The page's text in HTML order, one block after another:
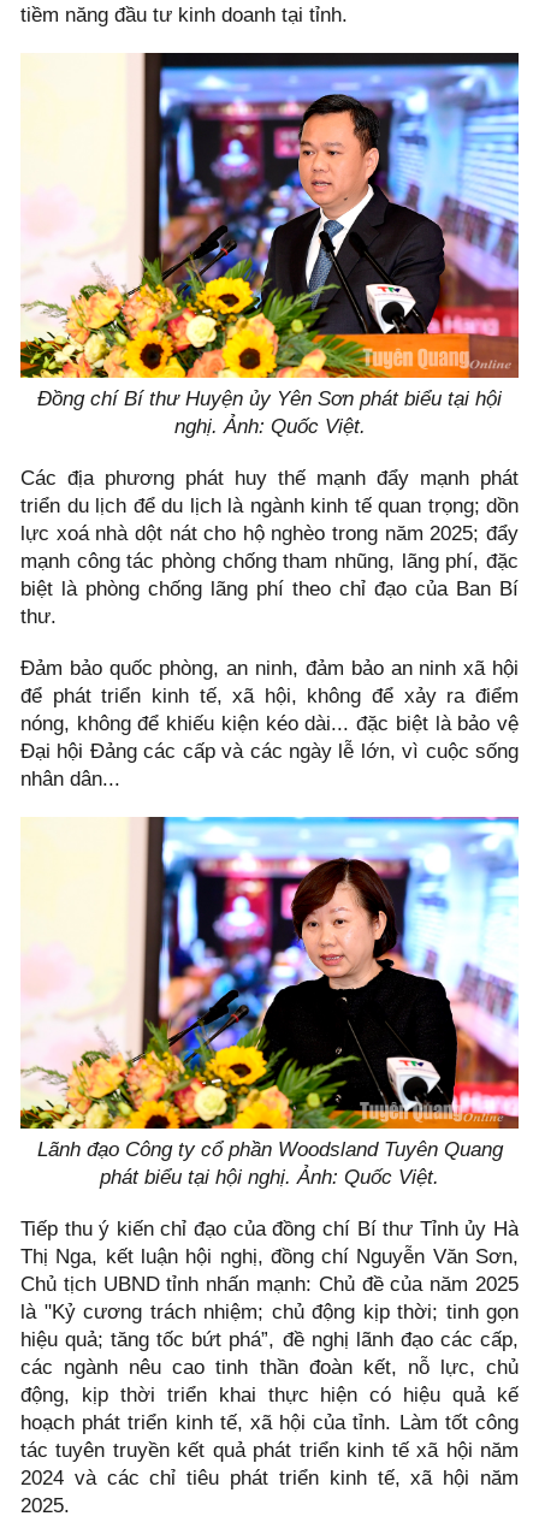
tiềm năng đầu tư kinh doanh tại tỉnh.
Đồng chí Bí thư Huyện ủy Yên Sơn phát biểu tại hội
nghị. Ảnh: Quốc Việt.
Các địa phương phát huy thế mạnh đẩy mạnh phát
triển du lịch để du lịch là ngành kinh tế quan trọng; dồn
lực xoá nhà dột nát cho hộ nghèo trong năm 2025; đẩy
mạnh công tác phòng chống tham nhũng, lãng phí, đặc
biệt là phòng chống lãng phí theo chỉ đạo của Ban Bí
thư.
Đảm bảo quốc phòng, an ninh, đảm bảo an ninh xã hội
để phát triển kinh tế, xã hội, không để xảy ra điểm
nóng, không để khiếu kiện kéo dài... đặc biệt là bảo vệ
Đại hội Đảng các cấp và các ngày lễ lớn, vì cuộc sống
nhân dân...
Lãnh đạo Công ty cổ phần Woodsland Tuyên Quang
phát biểu tại hội nghị. Ảnh: Quốc Việt.
Tiếp thu ý kiến chỉ đạo của đồng chí Bí thư Tỉnh ủy Hà
Thị Nga, kết luận hội nghị, đồng chí Nguyễn Văn Sơn,
Chủ tịch UBND tỉnh nhấn mạnh: Chủ đề của năm 2025
là "Kỷ cương trách nhiệm; chủ động kịp thời; tinh gọn
hiệu quả; tăng tốc bứt phá”, đề nghị lãnh đạo các cấp,
các ngành nêu cao tinh thần đoàn kết, nỗ lực, chủ
động, kịp thời triển khai thực hiện có hiệu quả kế
hoạch phát triển kinh tế, xã hội của tỉnh. Làm tốt công
tác tuyên truyền kết quả phát triển kinh tế xã hội năm
2024 và các chỉ tiêu phát triển kinh tế, xã hội năm
2025.